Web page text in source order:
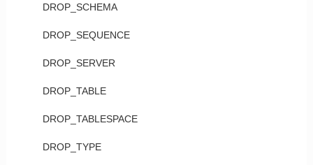
DROP_SCHEMA
DROP_SEQUENCE
DROP_SERVER
DROP_TABLE
DROP_TABLESPACE
DROP_TYPE